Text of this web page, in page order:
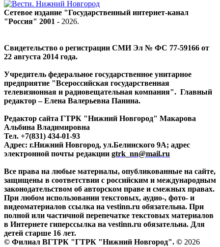
Сетевое издание "Государственный интернет-канал
"Россия" 2001 - 2026.
Свидетельство о регистрации СМИ Эл № ФС 77-59166 от
22 августа 2014 года.
Учредитель федеральное государственное унитарное
предприятие "Всероссийская государственная
телевизионная и радиовещательная компания". Главный
редактор – Елена Валерьевна Панина.
Редактор сайта ГТРК "Нижний Новгород" Макарова
Альбина Владимировна
Тел. +7(831) 434-01-93
Адрес: г.Нижний Новгород, ул.Белинского 9А; адрес
электронной почты редакции gtrk_nn@mail.ru
Все права на любые материалы, опубликованные на сайте,
защищены в соответствии с российским и международным
законодательством об авторском праве и смежных правах.
При любом использовании текстовых, аудио-, фото- и
видеоматериалов ссылка на vestinn.ru обязательна. При
полной или частичной перепечатке текстовых материалов
в Интернете гиперссылка на vestinn.ru обязательна. Для
детей старше 16 лет.
© Филиал ВГТРК "ГТРК "Нижний Новгород". © 2026